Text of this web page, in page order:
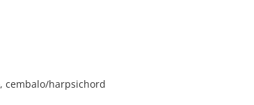
cembalo/harpsichord